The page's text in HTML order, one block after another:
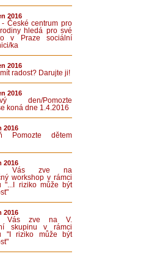
2016
- České centrum pro
hledá pro své
v Praze sociální
ka
2016
radost? Darujte ji!
2016
den/Pomozte
koná dne 1.4.2016
2016
Pomozte dětem
2016
Vás zve na
workshop v rámci
"...I riziko může být
2016
Vás zve na V.
skupinu v rámci
"I riziko může být